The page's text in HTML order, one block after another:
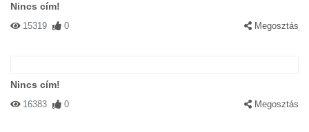
Nincs cím!
15319 0 Megosztás
Nincs cím!
16383 0 Megosztás